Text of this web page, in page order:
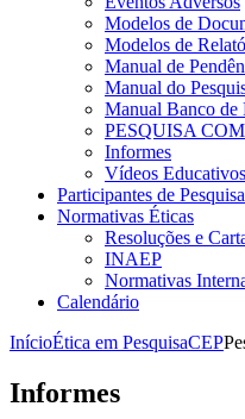
Modelos de
Modelos de
Manual de
Manual do
Manual Banco de
PESQUISA
Informes
Vídeos Educativos
Participantes de Pesquisa
Normativas Éticas
Resoluções e
INAEP
Normativas
Calendário
InícioÉtica em PesquisaCEP
Informes